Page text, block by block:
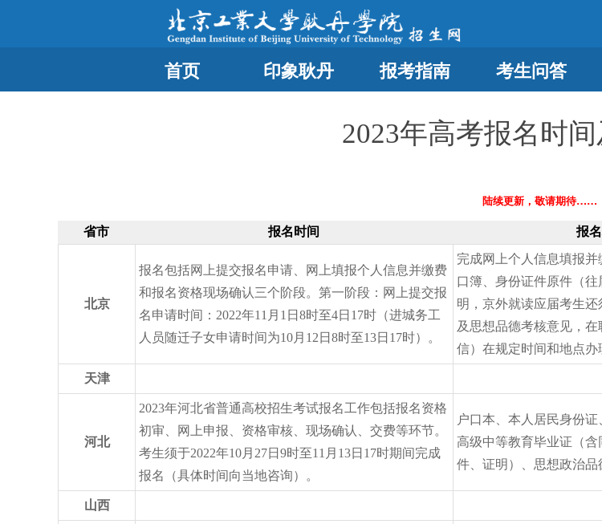
首页 印象耿丹 报考指南 考生问答
2023年高考报名时
陆续更新，敬请期待……
省市 报名时间 报
北京
报名包括网上提交报名申请、网上填报个人信息并缴费
和报名资格现场确认三个阶段。第一阶段：网上提交报
名申请时间：2022年11月1日8时至4日17时（进城务工
人员随迁子女申请时间为10月12日8时至13日17时）。
完成网上个人信息填报
口簿、身份证件原件（
明，京外就读应届考生
及思想品德考核意见，
信）在规定时间和地点办
天津
河北
2023年河北省普通高校招生考试报名工作包括报名资格
初审、网上申报、资格审核、现场确认、交费等环节。
考生须于2022年10月27日9时至11月13日17时期间完成
报名（具体时间向当地咨询）。
户口本、本人居民身份
高级中等教育毕业证（
件、证明）、思想政治
山西